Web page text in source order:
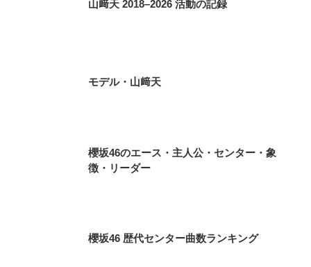
山﨑天 2018–2026 活動の記録
モデル・山﨑天
櫻坂46のエース・主人公・センター・象
徴・リーダー
櫻坂46 歴代センター曲数ランキング